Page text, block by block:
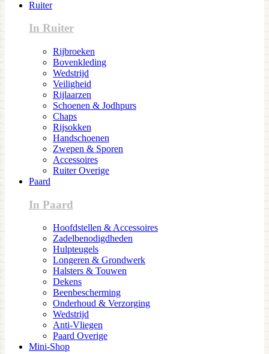
Ruiter
In Ruiter
Rijbroeken
Bovenkleding
Wedstrijd
Veiligheid
Rijlaarzen
Schoenen & Jodhpurs
Chaps
Rijsokken
Handschoenen
Zwepen & Sporen
Accessoires
Ruiter Overige
Paard
In Paard
Hoofdstellen & Accessoires
Zadelbenodigdheden
Hulpteugels
Longeren & Grondwerk
Halsters & Touwen
Dekens
Beenbescherming
Onderhoud & Verzorging
Wedstrijd
Anti-Vliegen
Paard Overige
Mini-Shop